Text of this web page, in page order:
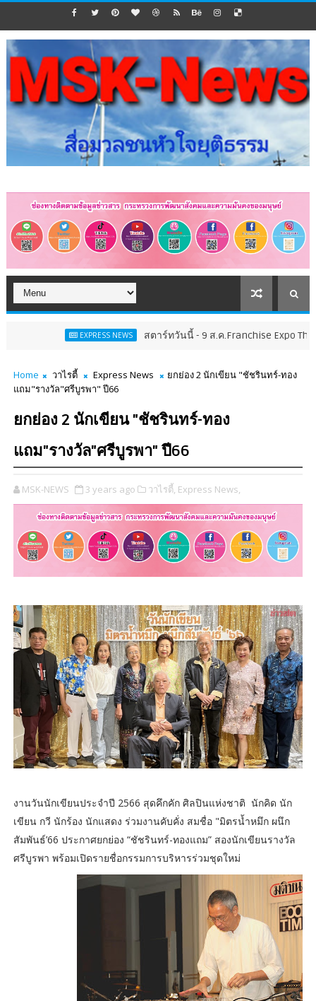
EXPRESS NEWS สตาร์ทวันนี้ - 9 ส.ค.Franchise Expo Thailand &
Home วาไรตี้ Express News
ยกย่อง 2 นักเขียน "ชัชรินทร์-ทอง
แถม"รางวัล"ศรีบูรพา" ปี66
ยกย่อง 2 นักเขียน "ชัชรินทร์-ทอง
แถม"รางวัล"ศรีบูรพา" ปี66
MSK-NEWS 3 years ago วาไรตี้, Express News,
งานวันนักเขียนประจำปี 2566 สุดคึกคัก ศิลปินแห่งชาติ นักคิด นัก
เขียน กวี นักร้อง นักแสดง ร่วมงานคับคั่ง สมชื่อ "มิตรน้ำหมึก ผนึก
สัมพันธ์’66 ประกาศยกย่อง “ชัชรินทร์-ทองแถม” สองนักเขียนรางวัล
ศรีบูรพา พร้อมเปิดรายชื่อกรรมการบริหารร่วมชุดใหม่